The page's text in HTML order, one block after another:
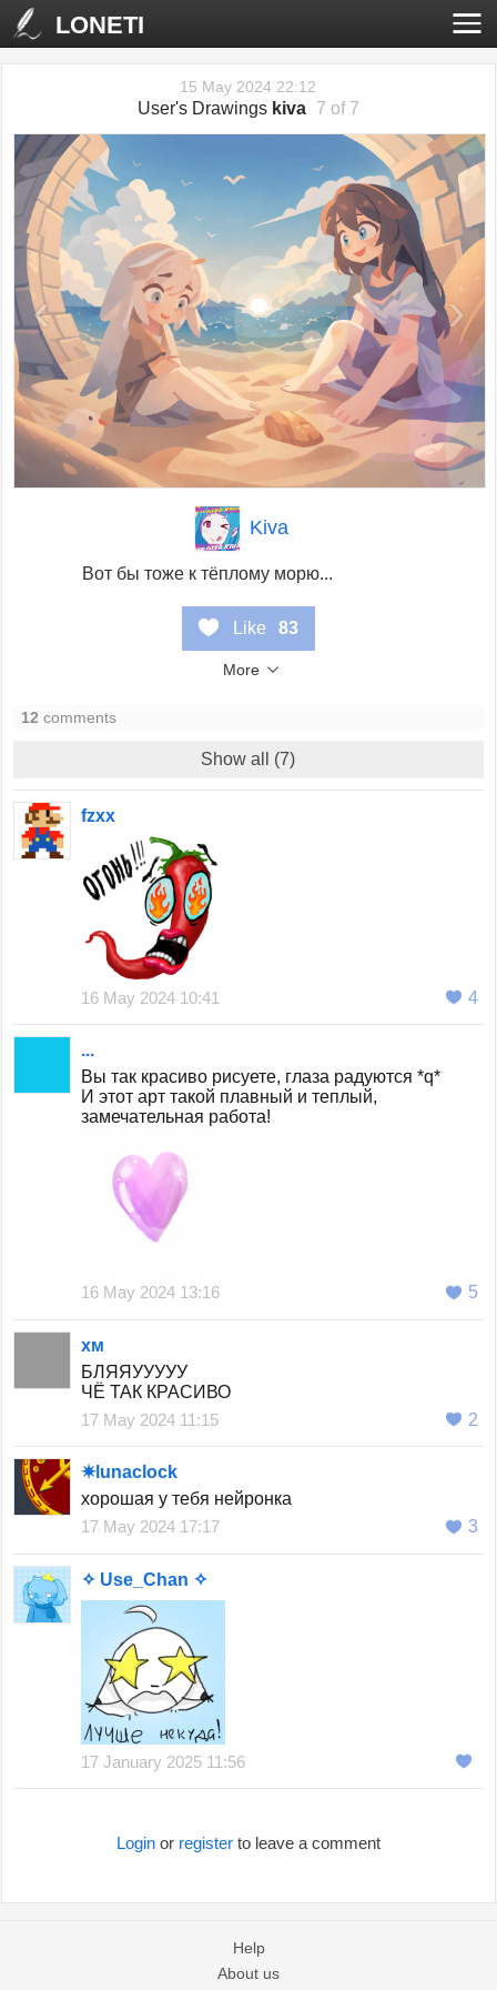
LONETI
15 May 2024 22:12
User's Drawings kiva 7 of 7
‹ ›
Kiva
Вот бы тоже к тёплому морю...
Like 83
More
12 comments
Show all (7)
fzxx
16 May 2024 10:41 4
...
Вы так красиво рисуете, глаза радуются *q*
И этот арт такой плавный и теплый,
замечательная работа!
16 May 2024 13:16 5
хм
БЛЯЯУУУУУ
ЧЁ ТАК КРАСИВО
17 May 2024 11:15
2
✷lunaclock
хорошая у тебя нейронка
17 May 2024 17:17
3
✧ Use_Chan ✧
17 January 2025 11:56
Loginor registerto leave a comment
Help
About us